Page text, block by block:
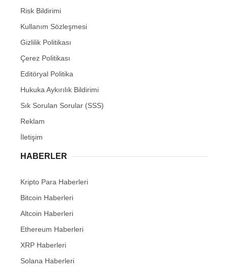
Risk Bildirimi
Kullanım Sözleşmesi
Gizlilik Politikası
Çerez Politikası
Editöryal Politika
Hukuka Aykırılık Bildirimi
Sık Sorulan Sorular (SSS)
Reklam
İletişim
HABERLER
Kripto Para Haberleri
Bitcoin Haberleri
Altcoin Haberleri
Ethereum Haberleri
XRP Haberleri
Solana Haberleri